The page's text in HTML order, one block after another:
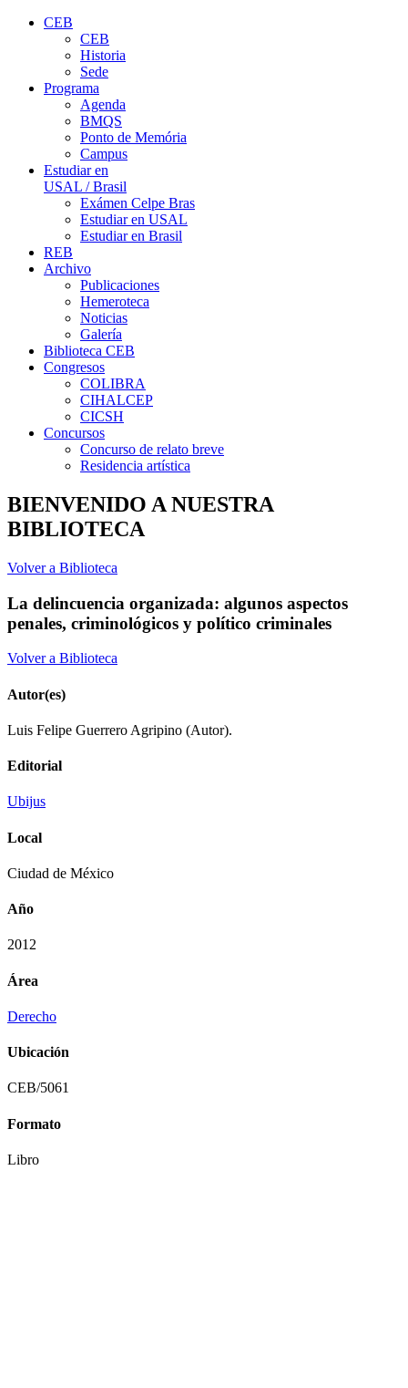
CEB
CEB
Historia
Sede
Programa
Agenda
BMQS
Ponto de Memória
Campus
Estudiar en
USAL / Brasil
Exámen Celpe Bras
Estudiar en USAL
Estudiar en Brasil
REB
Archivo
Publicaciones
Hemeroteca
Noticias
Galería
Biblioteca CEB
Congresos
COLIBRA
CIHALCEP
CICSH
Concursos
Concurso de relato breve
Residencia artística
BIENVENIDO A NUESTRA
BIBLIOTECA
Volver a Biblioteca
La delincuencia organizada: algunos aspectos
penales, criminológicos y político criminales
Volver a Biblioteca
Autor(es)
Luis Felipe Guerrero Agripino (Autor).
Editorial
Ubijus
Local
Ciudad de México
Año
2012
Área
Derecho
Ubicación
CEB/5061
Formato
Libro